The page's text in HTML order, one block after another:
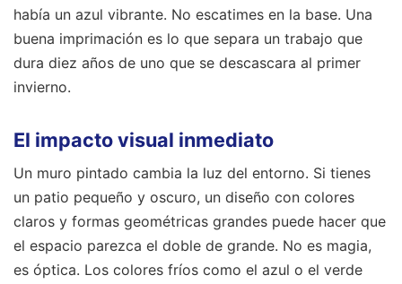
había un azul vibrante. No escatimes en la base. Una
buena imprimación es lo que separa un trabajo que
dura diez años de uno que se descascara al primer
invierno.
El impacto visual inmediato
Un muro pintado cambia la luz del entorno. Si tienes
un patio pequeño y oscuro, un diseño con colores
claros y formas geométricas grandes puede hacer que
el espacio parezca el doble de grande. No es magia,
es óptica. Los colores fríos como el azul o el verde